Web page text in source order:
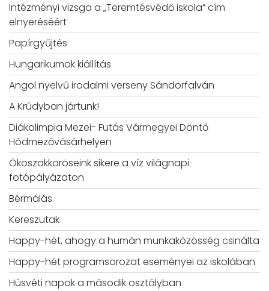
Intézményi vizsga a „Teremtésvédő iskola” cím
elnyeréséért
Papírgyűjtés
Hungarikumok kiállítás
Angol nyelvű irodalmi verseny Sándorfalván
A Krúdyban jártunk!
Diákolimpia Mezei- Futás Vármegyei Döntő
Hódmezővásárhelyen
Ökoszakköröseink sikere a víz világnapi
fotópályázaton
Bérmálás
Kereszutak
Happy-hét, ahogy a humán munkaközösség csinálta
Happy-hét programsorozat eseményei az iskolában
Húsvéti napok a második osztályban